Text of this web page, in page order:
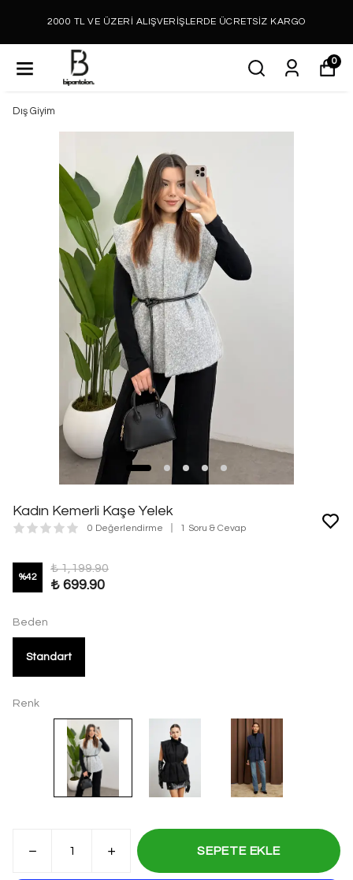
2000 TL VE ÜZERİ ALIŞVERİŞLERDE ÜCRETSİZ KARGO
0
Dış Giyim
Kadın Kemerli Kaşe Yelek
0 Değerlendirme 1 Soru & Cevap
%42
₺ 1,199.90
₺ 699.90
Beden
Standart
Renk
SEPETE EKLE